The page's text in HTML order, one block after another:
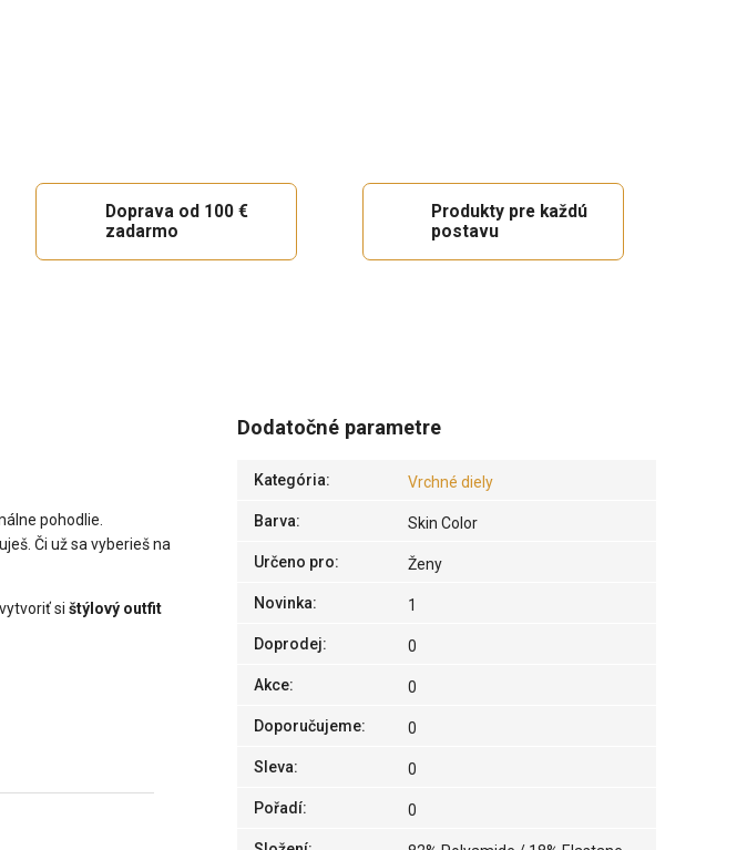
Doprava od 100 €
zadarmo
Produkty pre každú
postavu
pohodlie.
Či už sa vyberieš na
si štýlový outfit
Dodatočné parametre
Kategória: Vrchné diely
Barva: Skin Color
Určeno pro: Ženy
Novinka: 1
Doprodej: 0
Akce: 0
Doporučujeme: 0
Sleva: 0
Pořadí: 0